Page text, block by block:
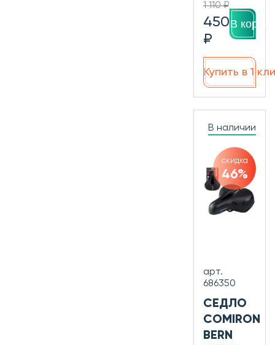
1 110 ₽
450
₽
В
Купить в 1
В наличии
скидка
46%
арт.
686350
СЕДЛО
COMIRON
BERN